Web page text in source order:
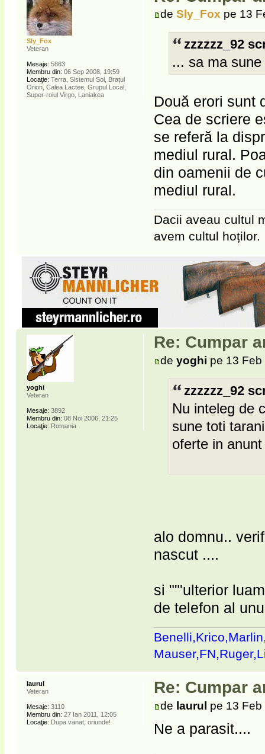
deSly_Fox pe 13
zzzzzz_92
... sa ma
Două erori sunt
Cea de scriere
se referă la
mediul rural.
din oamenii de
mediul rural.
Dacii aveau cultul
avem cultul hoților.
Sly_Fox
Veteran
Mesaje: 5863
Membru din: 06 Sep 2008, 19:59
Locaţie: Terra, Sistemul Sol, Brațul
Orion, Calea Lactee, Grupul Local,
Super-roiul Virgo, Laniakea
Re: Cumpar
deyoghi pe 13
zzzzzz_92
Nu inteleg de
sune toti
oferte in
alo domnu..
nascut ....
si ""'ulterior
de telefon al
yoghi
Veteran
Mesaje: 3892
Membru din: 08 Noi 2006, 21:25
Locaţie: Romania
Re: Cumpar
de laurul pe 13
Ne a parasit....
laurul
Veteran
Mesaje: 3110
Membru din: 27 Ian 2011, 12:05
Locaţie: Dupa vanat, oriunde!